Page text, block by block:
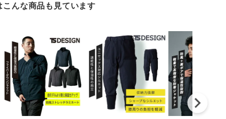
こんな商品も見ています